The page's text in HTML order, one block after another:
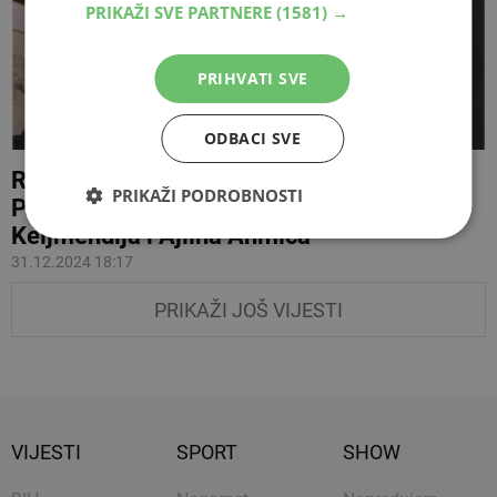
RAZOTKRILA IH SKY APLIKACIJA
Podignuta optužnica protiv Elvisa
Keljmendija i Ajlina Ahmića
31.12.2024 18:17
PRIKAŽI JOŠ VIJESTI
VIJESTI SPORT SHOW
PRIKAŽI SVE PARTNERE (1581) →
PRIHVATI SVE
ODBACI SVE
PRIKAŽI PODROBNOSTI